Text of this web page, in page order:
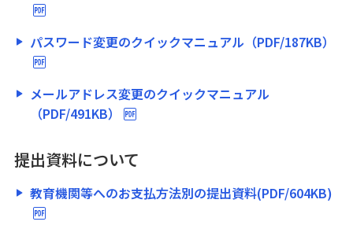
パスワード変更のクイックマニュアル（PDF/187KB）
メールアドレス変更のクイックマニュアル
（PDF/491KB）
提出資料について
教育機関等へのお支払方法別の提出資料(PDF/604KB)